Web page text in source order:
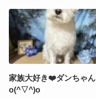
家族大好き❤️ダンちゃん
o(^▽^)o